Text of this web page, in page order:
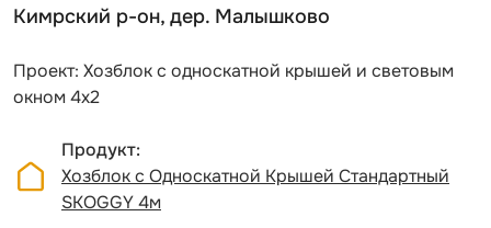
Кимрский р-он, дер. Малышково
Проект: Хозблок с односкатной крышей и световым
окном 4х2
Продукт
Хозблок с Односкатной Крышей Стандартный
SKOGGY 4м